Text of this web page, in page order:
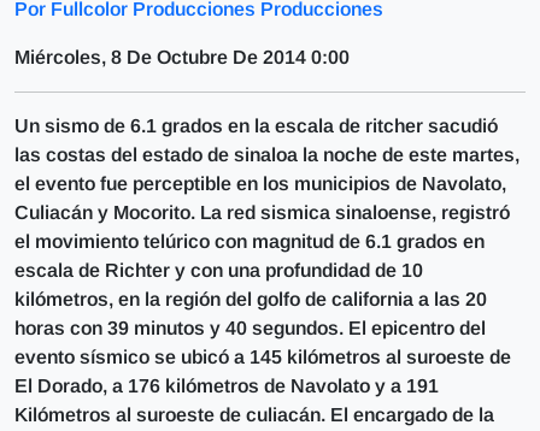
Por Fullcolor Producciones Producciones
Miércoles, 8 De Octubre De 2014 0:00
Un sismo de 6.1 grados en la escala de ritcher sacudió
las costas del estado de sinaloa la noche de este martes,
el evento fue perceptible en los municipios de Navolato,
Culiacán y Mocorito. La red sismica sinaloense, registró
el movimiento telúrico con magnitud de 6.1 grados en
escala de Richter y con una profundidad de 10
kilómetros, en la región del golfo de california a las 20
horas con 39 minutos y 40 segundos. El epicentro del
evento sísmico se ubicó a 145 kilómetros al suroeste de
El Dorado, a 176 kilómetros de Navolato y a 191
Kilómetros al suroeste de culiacán. El encargado de la